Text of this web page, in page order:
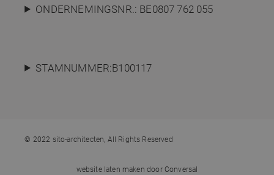
ONDERNEMINGSNR.: BE0807 762 055
STAMNUMMER:B100117
© 2022 sito-architecten, All Rights Reserved
website laten maken door Conversal